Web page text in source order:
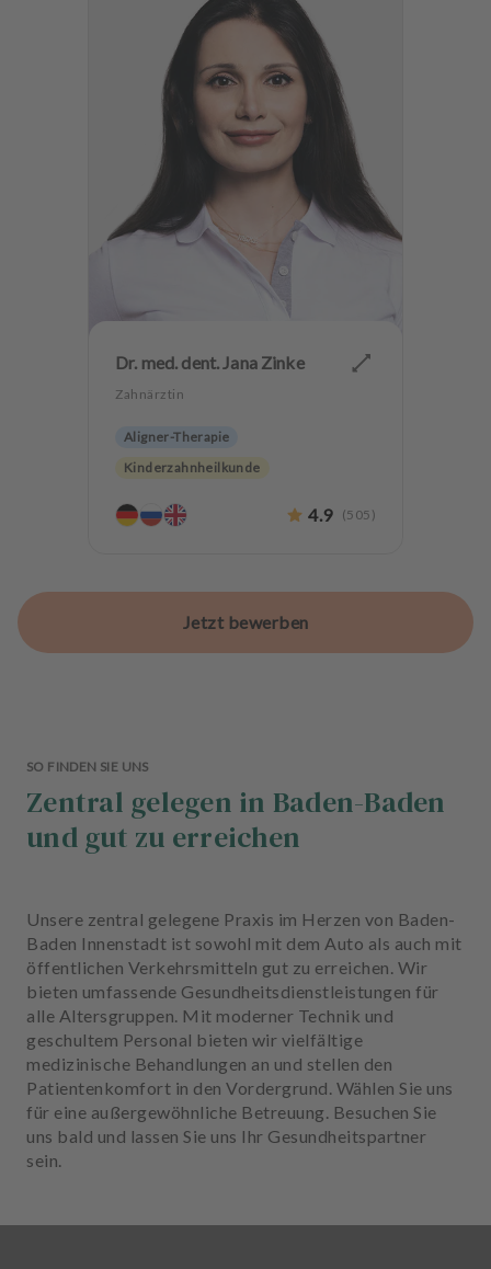
Dr. med. dent. Jana Zinke
Zahnärztin
Aligner-Therapie
Kinderzahnheilkunde
Ästhetische Zahnheilkunde
Angstpatienten
4.9 (505 )
Jetzt bewerben
SO FINDEN SIE UNS
Zentral gelegen in Baden-Baden
und gut zu erreichen
Unsere zentral gelegene Praxis im Herzen von Baden-
Baden Innenstadt ist sowohl mit dem Auto als auch mit
öffentlichen Verkehrsmitteln gut zu erreichen. Wir
bieten umfassende Gesundheitsdienstleistungen für
alle Altersgruppen. Mit moderner Technik und
geschultem Personal bieten wir vielfältige
medizinische Behandlungen an und stellen den
Patientenkomfort in den Vordergrund. Wählen Sie uns
für eine außergewöhnliche Betreuung. Besuchen Sie
uns bald und lassen Sie uns Ihr Gesundheitspartner
sein.